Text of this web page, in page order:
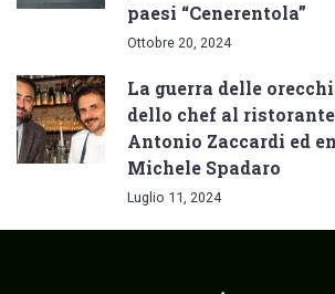
paesi “Cenerentola”
Ottobre 20, 2024
La guerra delle
dello chef al
Antonio Zaccardi ed
Michele Spadaro
Luglio 11, 2024